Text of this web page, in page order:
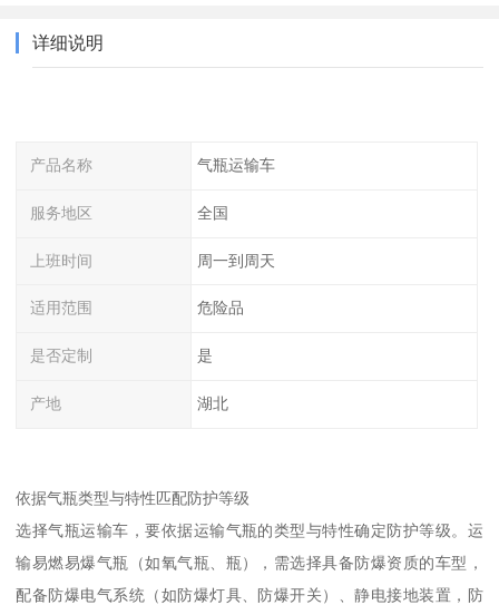
详细说明
产品名称 气瓶运输车
服务地区 全国
上班时间 周一到周天
适用范围 危险品
是否定制 是
产地 湖北
依据气瓶类型与特性匹配防护等级​
选择气瓶运输车，要依据运输气瓶的类型与特性确定防护等级。运
输易燃易爆气瓶（如氧气瓶、瓶），需选择具备防爆资质的车型，
配备防爆电气系统（如防爆灯具、防爆开关）、静电接地装置，防